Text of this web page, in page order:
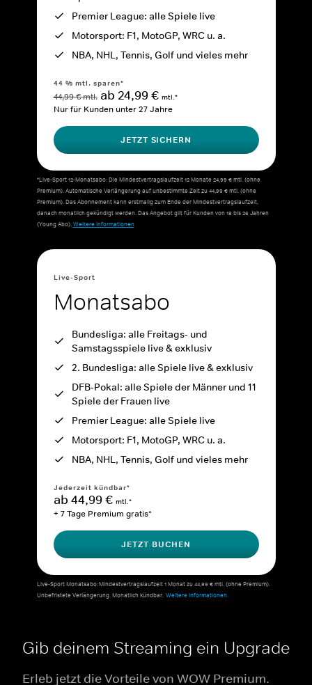
Premier League: alle Spiele live
Motorsport: F1, MotoGP, WRC u. a.
NBA, NHL, Tennis, Golf und vieles mehr
44 % mtl. sparen*
44,99 € mtl. ab 24,99 € mtl.*
Nur für Kunden unter 27 Jahre
JETZT SICHERN
*Live-Sport 12-Monatsabo: Die Mindestvertragslaufzeit 12 Monate 24,99 € mtl. (ohne
Premium). Automatische Verlängerung auf unbestimmte Zeit zu 44,99 € mtl. (ohne
Premium). Das Abonnement kann erstmalig zum Ende der Mindestvertragslaufzeit,
danach monatlich gekündigt werden. Das Angebot gilt für Kunden von 18 bis 26 Jahren
(Young Abo).Weitere Informationen
Live-Sport
Monatsabo
Bundesliga: alle Freitags- und
Samstagsspiele live & exklusiv
2. Bundesliga: alle Spiele live & exklusiv
DFB-Pokal: alle Spiele der Männer und 11
Spiele der Frauen live
Premier League: alle Spiele live
Motorsport: F1, MotoGP, WRC u. a.
NBA, NHL, Tennis, Golf und vieles mehr
Jederzeit kündbar*
ab 44,99 € mtl.*
+ 7 Tage Premium gratis*
JETZT BUCHEN
Live-Sport Monatsabo: Mindestvertragslaufzeit 1 Monat zu 44,99 € mtl. (ohne Premium).
Unbefristete Verlängerung. Monatlich kündbar. Weitere Informationen.
Gib deinem Streaming ein Upgrade
Erleb jetzt die Vorteile von WOW Premium.